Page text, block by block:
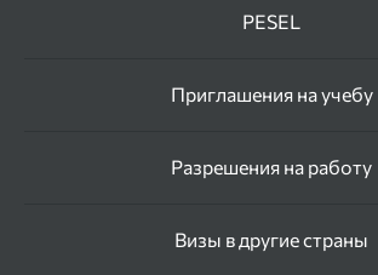
PESEL
Визы в другие страны
Приглашения на учебу
Разрешения на работу